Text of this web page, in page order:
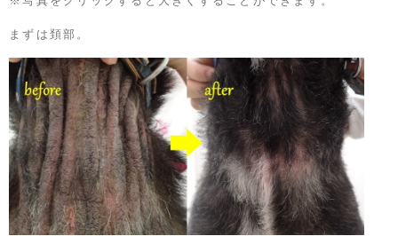
まずは頚部。